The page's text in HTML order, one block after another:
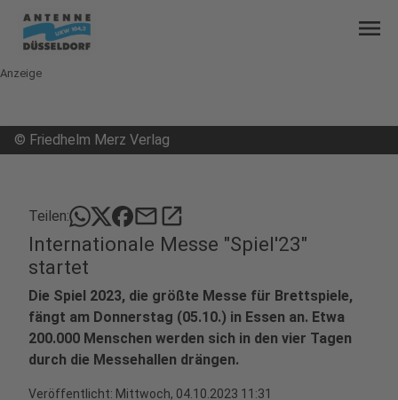
menu
Anzeige
© Friedhelm Merz Verlag
Teilen: mailopen_in_new
Internationale Messe "Spiel'23"
startet
Die Spiel 2023, die größte Messe für Brettspiele,
fängt am Donnerstag (05.10.) in Essen an. Etwa
200.000 Menschen werden sich in den vier Tagen
durch die Messehallen drängen.
Veröffentlicht: Mittwoch, 04.10.2023 11:31